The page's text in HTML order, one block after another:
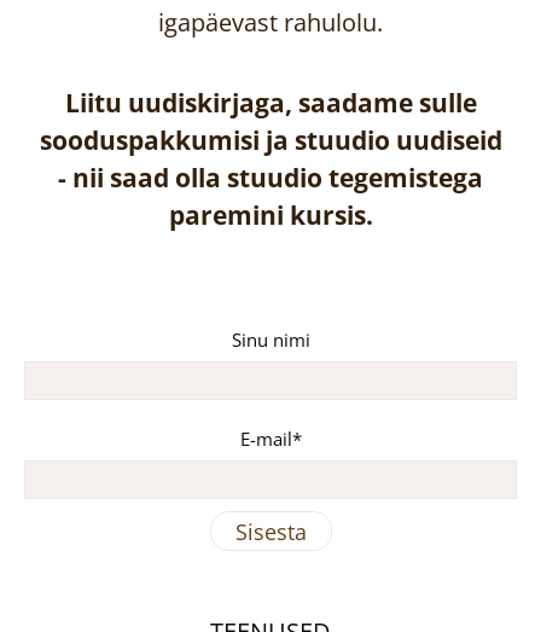
igapäevast rahulolu.
Liitu uudiskirjaga, saadame sulle
sooduspakkumisi ja stuudio uudiseid
- nii saad olla stuudio tegemistega
paremini kursis.
Sinu nimi
E-mail